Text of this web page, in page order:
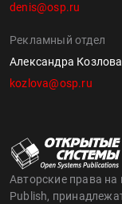
denis@osp.ru
Рекламный отдел
Александра Козлова
kozlova@osp.ru
Авторские права на
Publish,